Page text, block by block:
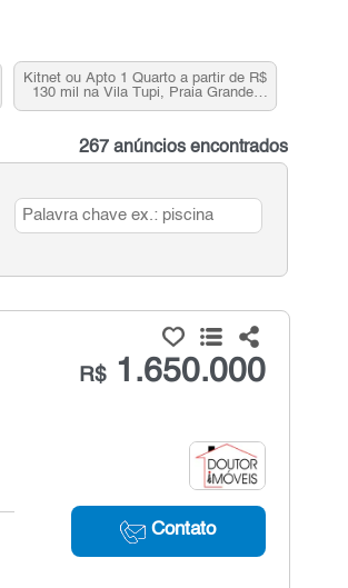
Kitnet ou Apto 1 Quarto a partir de R$
130 mil na Vila Tupi, Praia Grande,
SP
267 anúncios encontrados
R$1.650.000
Contato